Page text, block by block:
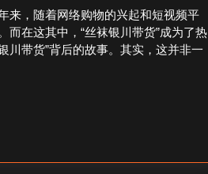
来，随着网络购物的兴起和短视频平
在这其中，“丝袜银川带货”成为了热
川带货”背后的故事。其实，这并非一